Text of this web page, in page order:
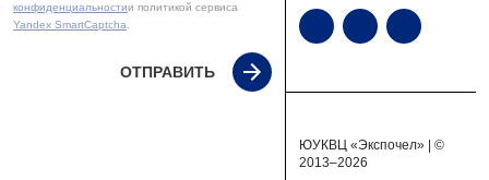
конфиденциальностии политикой сервиса
Yandex SmartCaptcha
ОТПРАВИТЬ
ЮУКВЦ «Экспочел» | ©
2013–2026